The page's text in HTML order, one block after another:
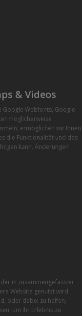
& Videos
Google Webfonts, Google
möglicherweise
ermöglichen wir Ihnen
die Funktionalität und das
kann. Änderungen
in zusammengefasster
Website genutzt wird
oder dabei zu helfen,
um Ihr Erlebnis zu